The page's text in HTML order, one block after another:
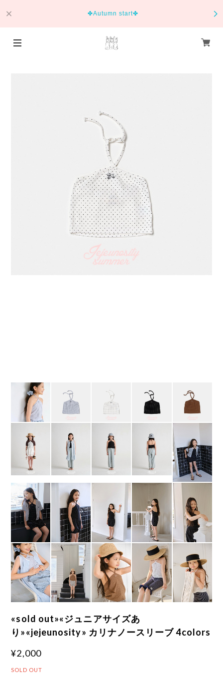
✤Autumn start✤
«sold out»«ジュニアサイズあ
り»«jejeunosity» カリナノースリーブ 4colors
¥2,000
SOLD OUT